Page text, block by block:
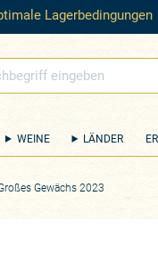
Lagerbedingungen
WEINE LÄNDER
Gewächs 2023